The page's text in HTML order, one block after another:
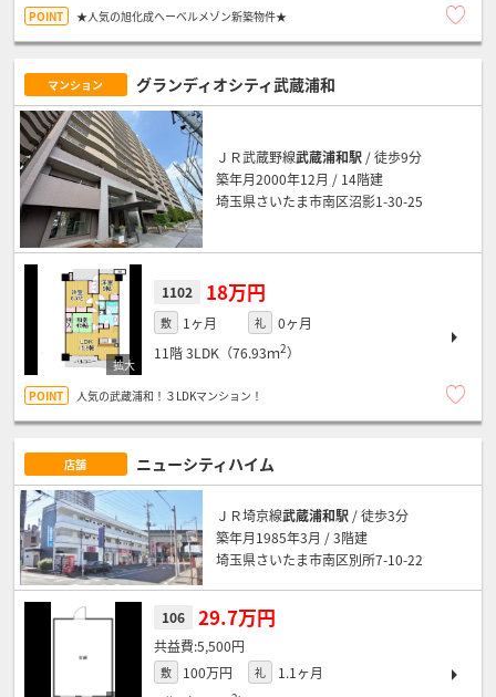
★人気の旭化成へーベルメゾン新築物件★
マンション グランディオシティ武蔵浦和
ＪＲ武蔵野線武蔵浦和駅 / 徒歩9分
築年月2000年12月 / 14階建
埼玉県さいたま市南区沼影1-30-25
1102 18万円
敷 1ヶ月 礼
0ヶ月
11階3LDK（76.93ｍ2）
人気の武蔵浦和！３LDKマンション！
店舗 ニューシティハイム
ＪＲ埼京線武蔵浦和駅 / 徒歩3分
築年月1985年3月 / 3階建
埼玉県さいたま市南区別所7-10-22
106 29.7万円
5,500円
敷 100万円 礼
1.1ヶ月